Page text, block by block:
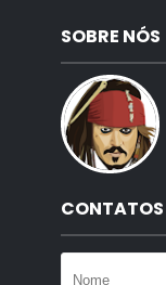
SOBRE NÓS
CONTATOS